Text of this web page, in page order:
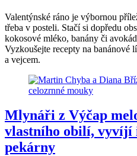
Valentýnské ráno je výbornou
třeba v posteli. Stačí si dopředu
kokosové mléko, banány či
Vyzkoušejte recepty na banánové
a vejcem.
Mlynáři z Výčap
vlastního obilí, vyvíjí
pekárny